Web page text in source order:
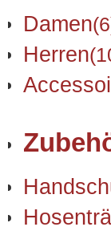
Damen
Herren